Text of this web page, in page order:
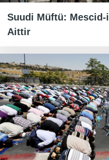
Suudi Müftü:
Aittir